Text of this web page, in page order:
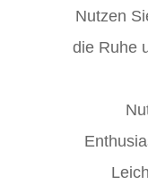
Nutzen
die Ruhe